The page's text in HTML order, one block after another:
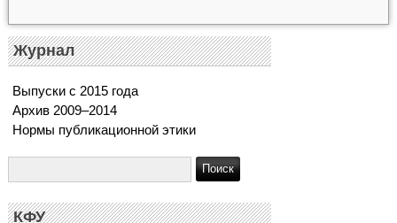
Журнал
Выпуски с 2015 года
Архив 2009–2014
Нормы публикационной этики
КФУ